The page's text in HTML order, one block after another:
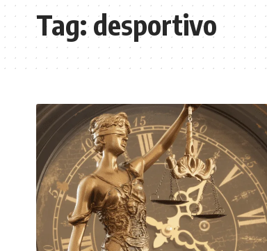
Tag:desportivo